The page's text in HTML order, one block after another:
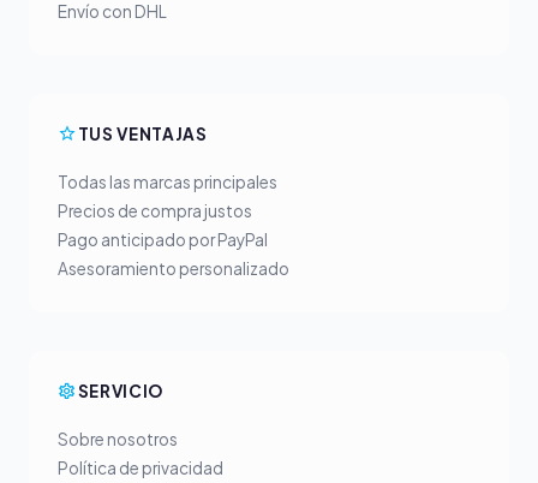
Envío con DHL
TUS VENTAJAS
Todas las marcas principales
Precios de compra justos
Pago anticipado por PayPal
Asesoramiento personalizado
SERVICIO
Sobre nosotros
Política de privacidad